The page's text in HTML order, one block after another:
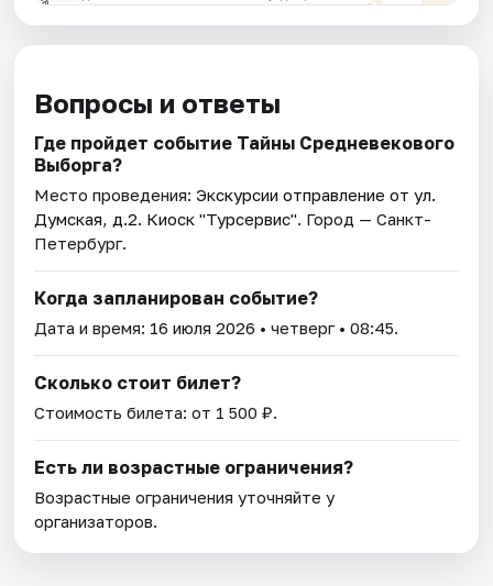
Вопросы и ответы
Где пройдет событие Тайны Средневекового
Выборга?
Место проведения:Экскурсии отправление от ул.
Думская, д.2. Киоск "Турсервис". Город — Санкт-
Петербург.
Когда запланирован событие?
Дата и время: 16 июля 2026 • четверг • 08:45.
Сколько стоит билет?
Стоимость билета: от 1 500 ₽.
Есть ли возрастные ограничения?
Возрастные ограничения уточняйте у
организаторов.